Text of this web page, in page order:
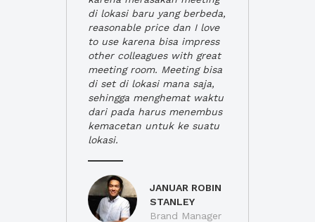
di lokasi baru yang berbeda,
reasonable price dan I love
to use karena bisa impress
other colleagues with great
meeting room. Meeting bisa
di set di lokasi mana saja,
sehingga menghemat waktu
dari pada harus menembus
kemacetan untuk ke suatu
lokasi.
JANUAR ROBIN
STANLEY
Brand Manager